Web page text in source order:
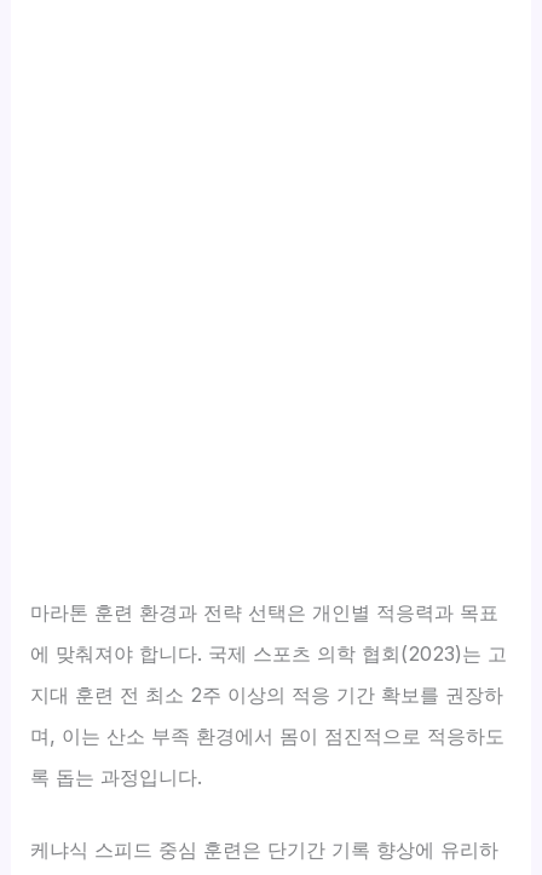
마라톤 훈련 환경과 전략 선택은 개인별 적응력과 목표
에 맞춰져야 합니다. 국제 스포츠 의학 협회(2023)는 고
지대 훈련 전 최소 2주 이상의 적응 기간 확보를 권장하
며, 이는 산소 부족 환경에서 몸이 점진적으로 적응하도
록 돕는 과정입니다.
케냐식 스피드 중심 훈련은 단기간 기록 향상에 유리하